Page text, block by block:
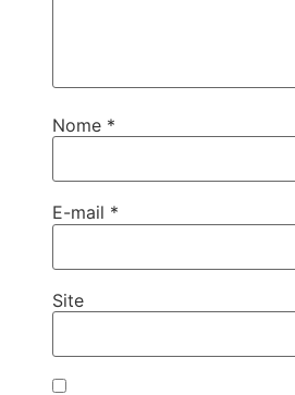
Nome *
E-mail *
Site